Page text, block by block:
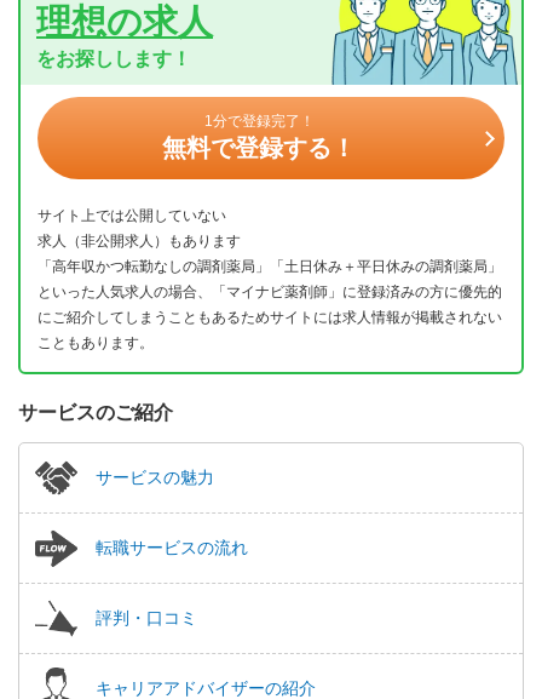
理想の求人
をお探しします！
1分で登録完了！
無料で登録する！
サイト上では公開していない
求人（非公開求人）もあります
「高年収かつ転勤なしの調剤薬局」「土日休み＋平日休みの調剤薬局」
といった人気求人の場合、「マイナビ薬剤師」に登録済みの方に優先的
にご紹介してしまうこともあるためサイトには求人情報が掲載されない
こともあります。
サービスのご紹介
サービスの魅力
転職サービスの流れ
評判・口コミ
キャリアアドバイザーの紹介